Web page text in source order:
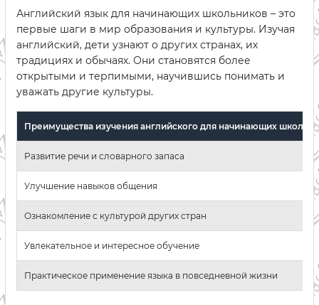
Английский язык для начинающих школьников – это
первые шаги в мир образования и культуры. Изучая
английский, дети узнают о других странах, их
традициях и обычаях. Они становятся более
открытыми и терпимыми, научившись понимать и
уважать другие культуры.
Преимущества изучения английского для начинающих
Развитие речи и словарного запаса
Улучшение навыков общения
Ознакомление с культурой других стран
Увлекательное и интересное обучение
Практическое применение языка в повседневной жизни